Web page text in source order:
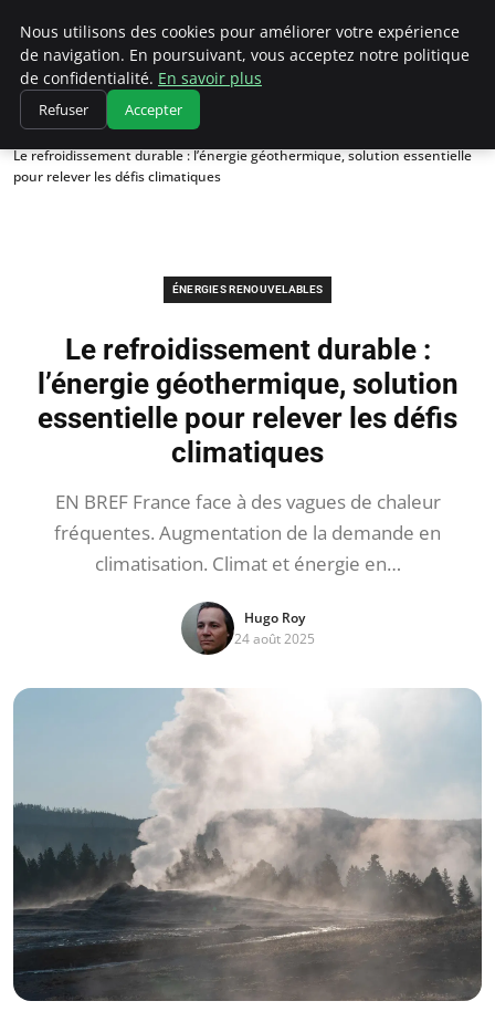
Climatedebtagents
Accueil
Énergies Renouvelables
Le refroidissement durable : l’énergie géothermique, solution essentielle
pour relever les défis climatiques
ÉNERGIES RENOUVELABLES
Le refroidissement durable :
l’énergie géothermique, solution
essentielle pour relever les défis
climatiques
EN BREF France face à des vagues de chaleur
fréquentes. Augmentation de la demande en
climatisation. Climat et énergie en…
Hugo Roy
24 août 2025
Nous utilisons des cookies pour améliorer votre expérience
de navigation. En poursuivant, vous acceptez notre politique
de confidentialité. En savoir plus
Refuser Accepter